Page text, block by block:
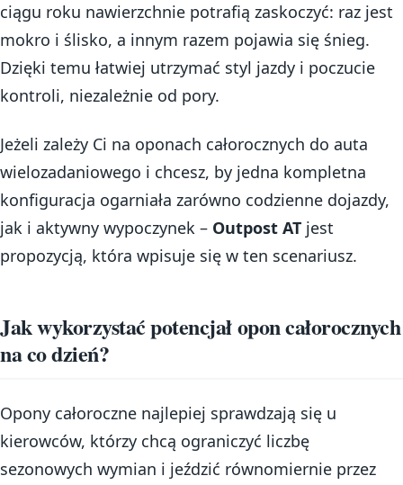
ciągu roku nawierzchnie potrafią zaskoczyć: raz jest
mokro i ślisko, a innym razem pojawia się śnieg.
Dzięki temu łatwiej utrzymać styl jazdy i poczucie
kontroli, niezależnie od pory.
Jeżeli zależy Ci na oponach całorocznych do auta
wielozadaniowego i chcesz, by jedna kompletna
konfiguracja ogarniała zarówno codzienne dojazdy,
jak i aktywny wypoczynek – Outpost AT jest
propozycją, która wpisuje się w ten scenariusz.
Jak wykorzystać potencjał opon całorocznych
na co dzień?
Opony całoroczne najlepiej sprawdzają się u
kierowców, którzy chcą ograniczyć liczbę
sezonowych wymian i jeździć równomiernie przez